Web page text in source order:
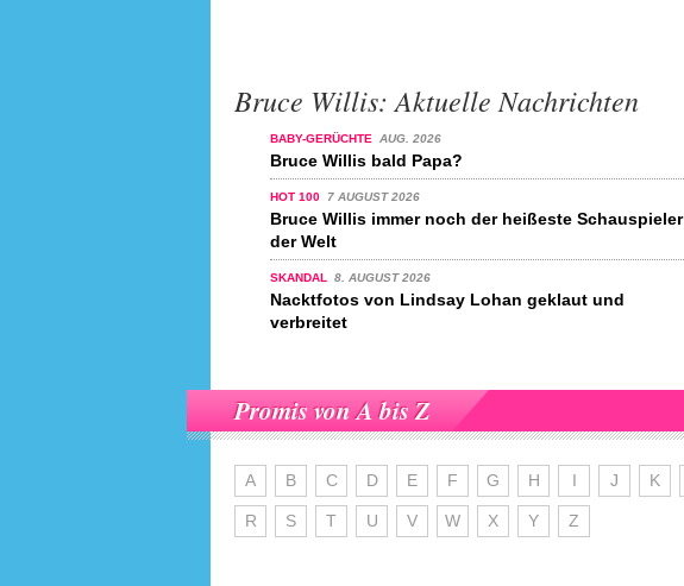
Bruce Willis: Aktuelle Nachrichten
BABY-GERÜCHTE AUG. 2026
Bruce Willis bald Papa?
HOT 100 7 AUGUST 2026
Bruce Willis immer noch der heißeste Schauspieler
der Welt
SKANDAL 8. AUGUST 2026
Nacktfotos von Lindsay Lohan geklaut und
verbreitet
Promis von A bis Z
A B C D E F G H I J K
R S T U V W X Y Z